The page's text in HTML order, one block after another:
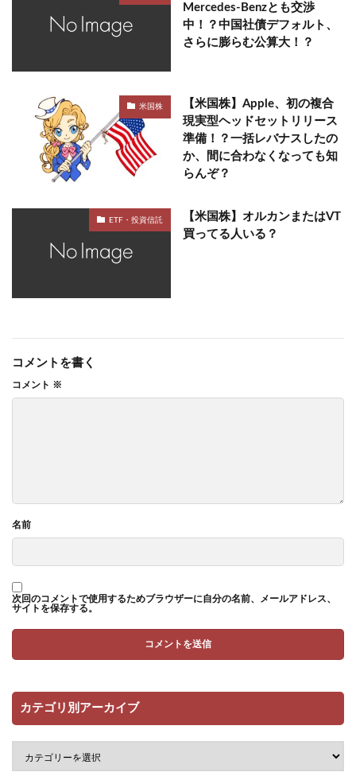
Mercedes-Benzとも交渉
中！？中国社債デフォルト、
さらに膨らむ公算大！？
米国株
【米国株】Apple、初の複合
現実型ヘッドセットリリース
準備！？一括レバナスしたの
か、間に合わなくなっても知
らんぞ？
ETF・投資信託
【米国株】オルカンまたはVT
買ってる人いる？
コメントを書く
コメント ※
名前
次回のコメントで使用するためブラウザーに自分の名前、メールアドレス、
サイトを保存する。
カテゴリ別アーカイブ